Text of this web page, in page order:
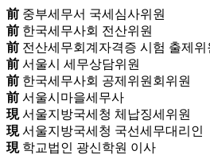
前 중부세무서 국세심사위원
前 한국세무사회 전산위원
前 전산세무회계자격증 시험 출제위
前 서울시 세무상담위원
前 한국세무사회 공제위원회위원
前 서울시마을세무사
現서울지방국세청 체납징세위원
現서울지방국세청 국선세무대리인
現학교법인 광신학원 이사